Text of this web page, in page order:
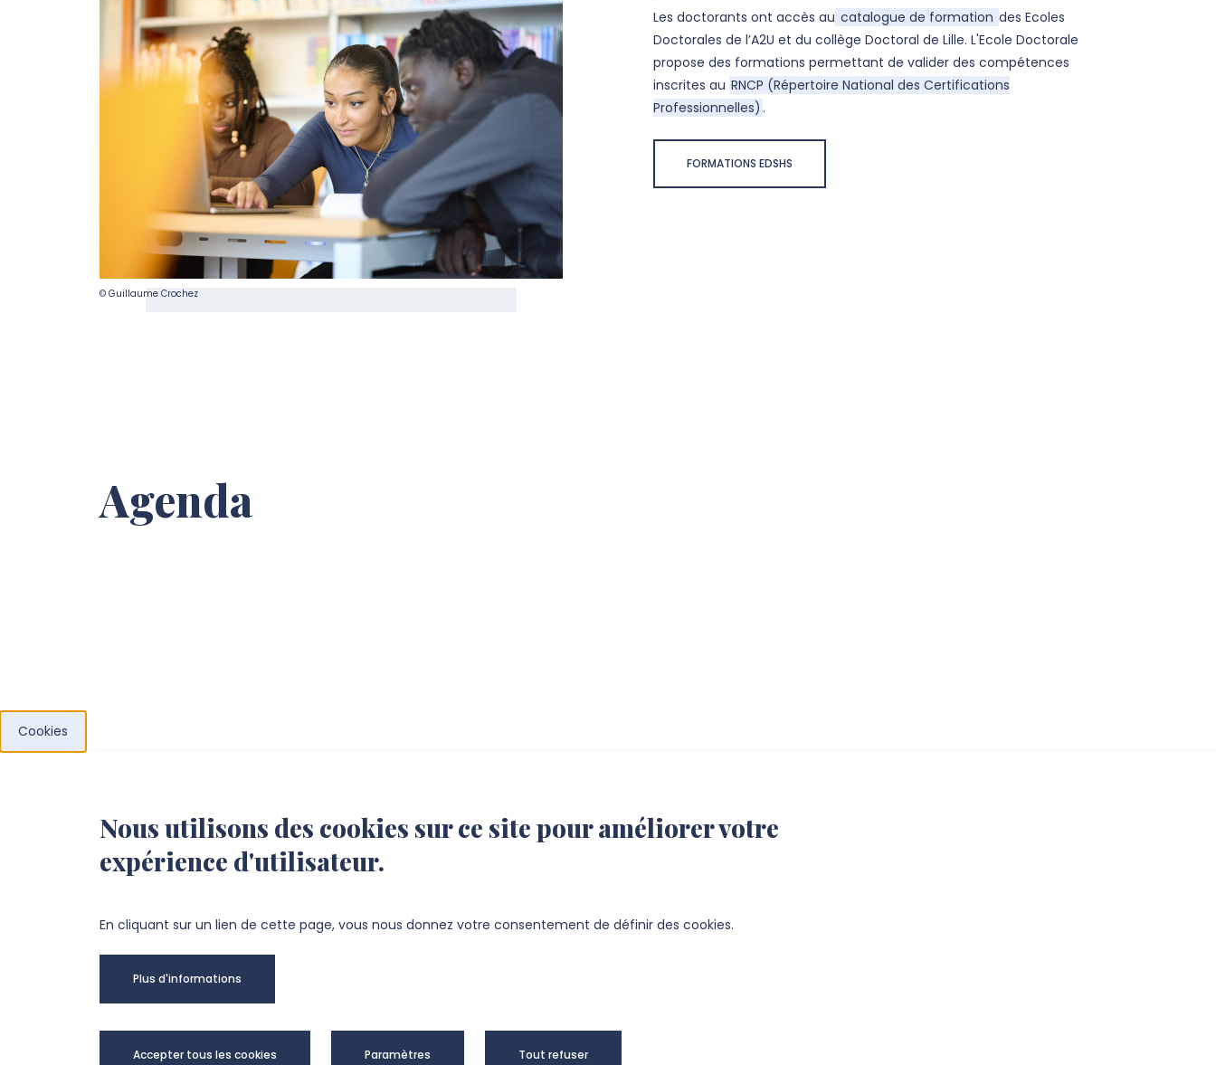
© Guillaume Crochez
Les doctorants ont accès au catalogue de formation des Ecoles
Doctorales de l’A2U et du collège Doctoral de Lille. L'Ecole Doctorale
propose des formations permettant de valider des compétences
inscrites au RNCP (Répertoire National des Certifications
Professionnelles) .
FORMATIONS EDSHS
Agenda
EDSHS
Pôle Citadelle
Cookies
Nous utilisons des cookies sur ce site pour améliorer votre
expérience d'utilisateur.
En cliquant sur un lien de cette page, vous nous donnez votre consentement de définir des cookies.
Plus d'informations
Accepter tous les cookies Paramètres Tout refuser